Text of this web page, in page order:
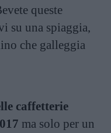
queste
su una spiaggia,
che galleggia
caffetterie
ma solo per un